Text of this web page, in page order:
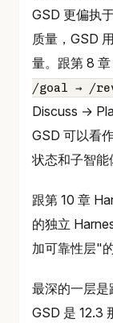
GSD 更偏执
质量，GSD
量。跟第 8
/goal → /
Discuss →
GSD 可以看
状态和子智能
跟第 10 章
的独立
加可靠性层"
最深的一层是
GSD 是 12.3